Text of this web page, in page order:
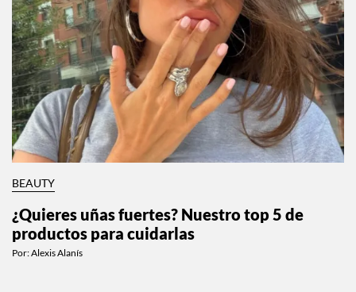
BEAUTY
¿Quieres uñas fuertes? Nuestro top 5 de
productos para cuidarlas
Por:Alexis Alanís